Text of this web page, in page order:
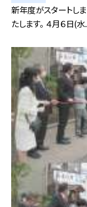
新年度がスタートし
たします。 ４月６日(水